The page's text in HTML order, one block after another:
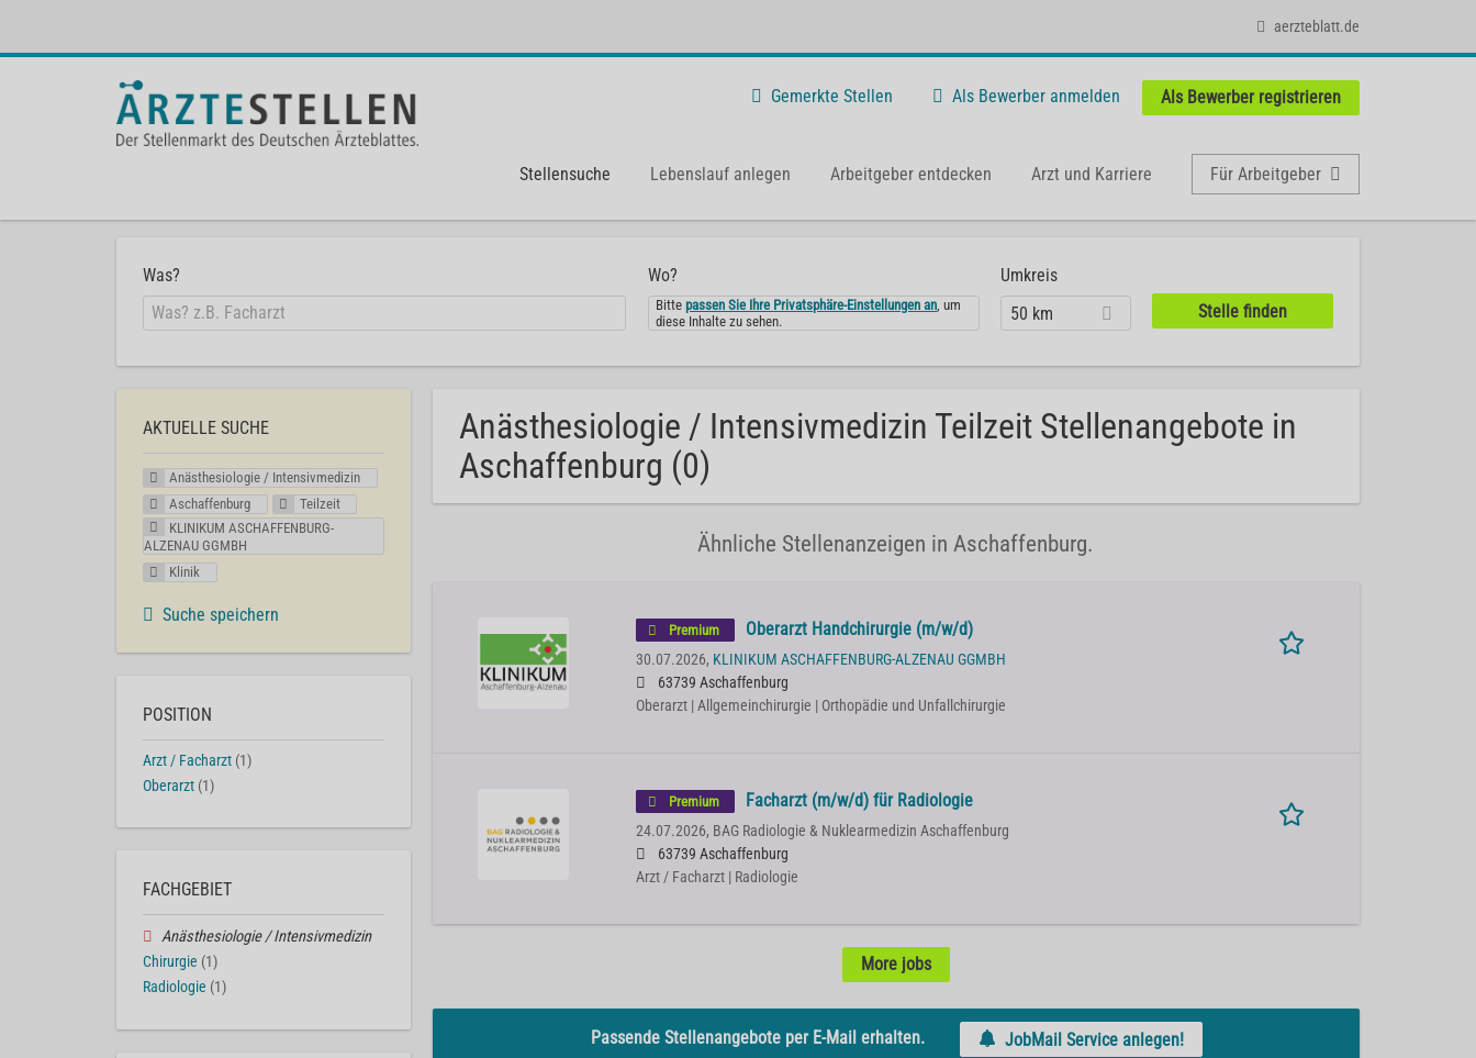
aerzteblatt.de
Gemerkte Stellen Als Bewerber anmelden Als Bewerber registrieren
Stellensuche Lebenslauf anlegen Arbeitgeber entdecken Arzt und Karriere Für Arbeitgeber
Was? Wo?
Bittepassen Sie Ihre Privatsphäre-Einstellungen an, um
diese Inhalte zu sehen.
Umkreis
50 km
Anästhesiologie / Intensivmedizin Teilzeit Stellenangebote in
Aschaffenburg (0)
Ähnliche Stellenanzeigen in Aschaffenburg.
Premium Oberarzt Handchirurgie (m/w/d)
30.07.2026, KLINIKUM ASCHAFFENBURG-ALZENAU GGMBH
63739 Aschaffenburg
Oberarzt | Allgemeinchirurgie | Orthopädie und Unfallchirurgie
Premium Facharzt (m/w/d) für Radiologie
24.07.2026, BAG Radiologie & Nuklearmedizin Aschaffenburg
63739 Aschaffenburg
Arzt / Facharzt | Radiologie
More jobs
Passende Stellenangebote per E-Mail erhalten. JobMail Service anlegen!
AKTUELLE SUCHE
Anästhesiologie / Intensivmedizin
Aschaffenburg
Teilzeit
KLINIKUM ASCHAFFENBURG-
ALZENAU GGMBH
Klinik
Suche speichern
POSITION
Arzt / Facharzt (1)
Oberarzt (1)
FACHGEBIET
Anästhesiologie / Intensivmedizin
Chirurgie (1)
Radiologie (1)